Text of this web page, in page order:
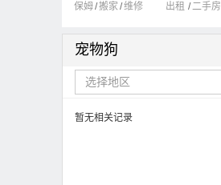
保姆/搬家 /维修 出租 /二手房
宠物狗
选择地区
暂无相关记录